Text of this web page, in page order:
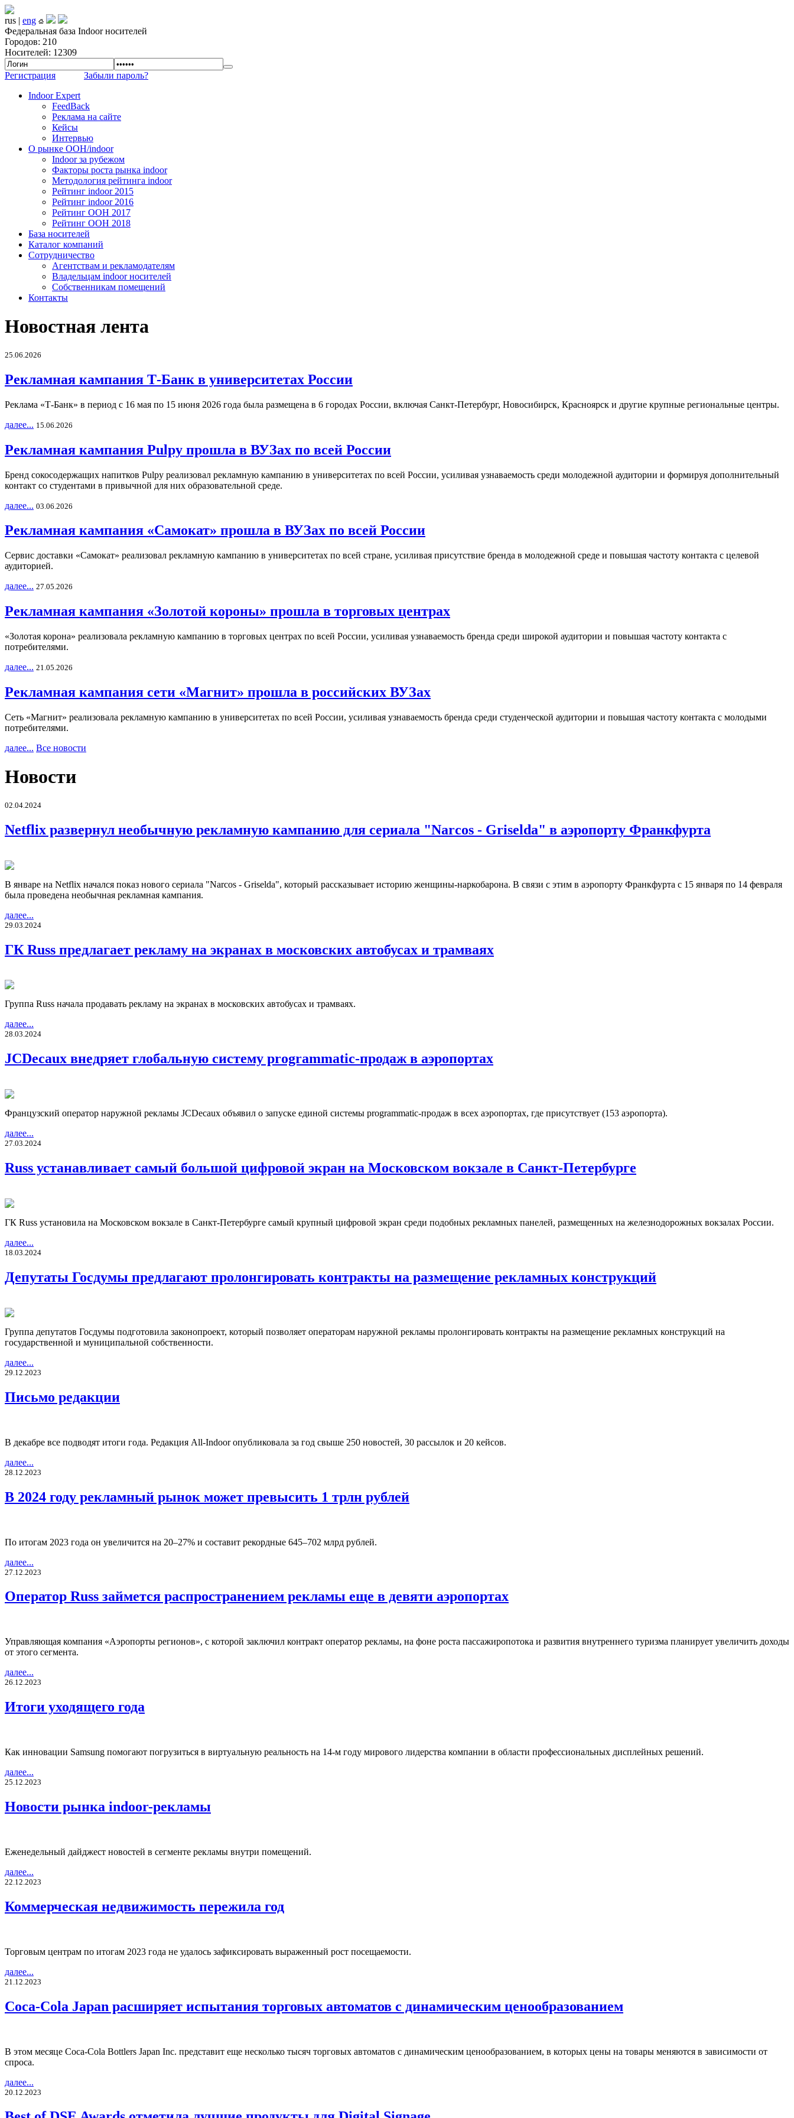
rus | eng
Федеральная база Indoor носителей
Городов: 210
Носителей: 12309
Регистрация
Забыли пароль?
Indoor Expert
FeedBack
Реклама на сайте
Кейсы
Интервью
О рынке OOH/indoor
Indoor за рубежом
Факторы роста рынка indoor
Методология рейтинга indoor
Рейтинг indoor 2015
Рейтинг indoor 2016
Рейтинг OOH 2017
Рейтинг OOH 2018
База носителей
Каталог компаний
Сотрудничество
Агентствам и рекламодателям
Владельцам indoor носителей
Собственникам помещений
Контакты
Новостная лента
25.06.2026
Рекламная кампания Т-Банк в университетах России
Реклама «Т-Банк» в период с 16 мая по 15 июня 2026 года была размещена в 6 городах России, включая Санкт-Петербург, Новосибирск, Красноярск и другие крупные региональные центры.
далее... 15.06.2026
Рекламная кампания Pulpy прошла в ВУЗах по всей России
Бренд сокосодержащих напитков Pulpy реализовал рекламную кампанию в университетах по всей России, усиливая узнаваемость среди молодежной аудитории и формируя дополнительный
контакт со студентами в привычной для них образовательной среде.
далее... 03.06.2026
Рекламная кампания «Самокат» прошла в ВУЗах по всей России
Сервис доставки «Самокат» реализовал рекламную кампанию в университетах по всей стране, усиливая присутствие бренда в молодежной среде и повышая частоту контакта с целевой
аудиторией.
далее... 27.05.2026
Рекламная кампания «Золотой короны» прошла в торговых центрах
«Золотая корона» реализовала рекламную кампанию в торговых центрах по всей России, усиливая узнаваемость бренда среди широкой аудитории и повышая частоту контакта с
потребителями.
далее... 21.05.2026
Рекламная кампания сети «Магнит» прошла в российских ВУЗах
Сеть «Магнит» реализовала рекламную кампанию в университетах по всей России, усиливая узнаваемость бренда среди студенческой аудитории и повышая частоту контакта с молодыми
потребителями.
далее... Все новости
Новости
02.04.2024
Netflix развернул необычную рекламную кампанию для сериала "Narcos - Griselda" в аэропорту Франкфурта
В январе на Netflix начался показ нового сериала "Narcos - Griselda", который рассказывает историю женщины-наркобарона. В связи с этим в аэропорту Франкфурта с 15 января по 14 февраля
была проведена необычная рекламная кампания.
далее...
29.03.2024
ГК Russ предлагает рекламу на экранах в московских автобусах и трамваях
Группа Russ начала продавать рекламу на экранах в московских автобусах и трамваях.
далее...
28.03.2024
JCDecaux внедряет глобальную систему programmatic-продаж в аэропортах
Французский оператор наружной рекламы JCDecaux объявил о запуске единой системы programmatic-продаж в всех аэропортах, где присутствует (153 аэропорта).
далее...
27.03.2024
Russ устанавливает самый большой цифровой экран на Московском вокзале в Санкт-Петербурге
ГК Russ установила на Московском вокзале в Санкт-Петербурге самый крупный цифровой экран среди подобных рекламных панелей, размещенных на железнодорожных вокзалах России.
далее...
18.03.2024
Депутаты Госдумы предлагают пролонгировать контракты на размещение рекламных конструкций
Группа депутатов Госдумы подготовила законопроект, который позволяет операторам наружной рекламы пролонгировать контракты на размещение рекламных конструкций на
государственной и муниципальной собственности.
далее...
29.12.2023
Письмо редакции
В декабре все подводят итоги года. Редакция All-Indoor опубликовала за год свыше 250 новостей, 30 рассылок и 20 кейсов.
далее...
28.12.2023
В 2024 году рекламный рынок может превысить 1 трлн рублей
По итогам 2023 года он увеличится на 20–27% и составит рекордные 645–702 млрд рублей.
далее...
27.12.2023
Оператор Russ займется распространением рекламы еще в девяти аэропортах
Управляющая компания «Аэропорты регионов», с которой заключил контракт оператор рекламы, на фоне роста пассажиропотока и развития внутреннего туризма планирует увеличить доходы
от этого сегмента.
далее...
26.12.2023
Итоги уходящего года
Как инновации Samsung помогают погрузиться в виртуальную реальность на 14-м году мирового лидерства компании в области профессиональных дисплейных решений.
далее...
25.12.2023
Новости рынка indoor-рекламы
Еженедельный дайджест новостей в сегменте рекламы внутри помещений.
далее...
22.12.2023
Коммерческая недвижимость пережила год
Торговым центрам по итогам 2023 года не удалось зафиксировать выраженный рост посещаемости.
далее...
21.12.2023
Coca-Cola Japan расширяет испытания торговых автоматов с динамическим ценообразованием
В этом месяце Coca-Cola Bottlers Japan Inc. представит еще несколько тысяч торговых автоматов с динамическим ценообразованием, в которых цены на товары меняются в зависимости от
спроса.
далее...
20.12.2023